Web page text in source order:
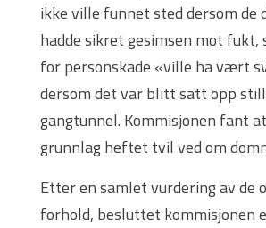
ikke ville funnet sted dersom de
hadde sikret gesimsen mot
for personskade «ville ha vært
dersom det var blitt satt opp
gangtunnel. Kommisjonen fant
grunnlag heftet tvil ved om
Etter en samlet vurdering av de
forhold, besluttet kommisjonen